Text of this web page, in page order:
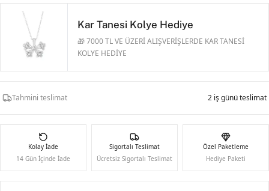
Kar Tanesi Kolye Hediye
🎁 7000 TL VE ÜZERİ ALIŞVERİŞLERDE KAR TANESİ
KOLYE HEDİYE
Tahmini teslimat 2 iş günü teslimat
Kolay İade
14 Gün İçinde İade
Sigortalı Teslimat
Ücretsiz Sigortalı Teslimat
Özel Paketleme
Hediye Paketi